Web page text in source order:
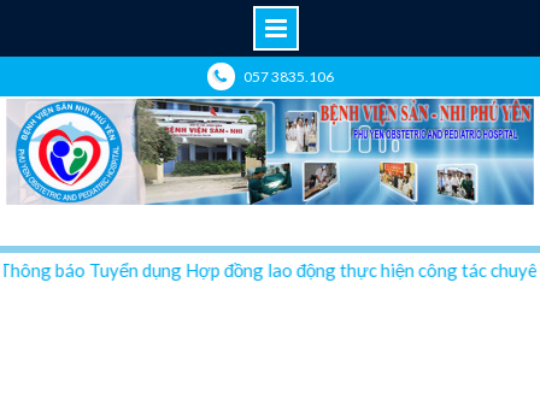
to
content
057 3835.106
báo Tuyển dụng Hợp đồng lao động thực hiện công tác